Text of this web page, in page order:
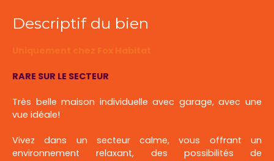
Descriptif du bien
Uniquement chez Fox Habitat
RARE SUR LE SECTEUR
Très belle maison individuelle avec garage, avec une
vue idéale!
Vivez dans un secteur calme, vous offrant un
environnement relaxant, des possibilités de